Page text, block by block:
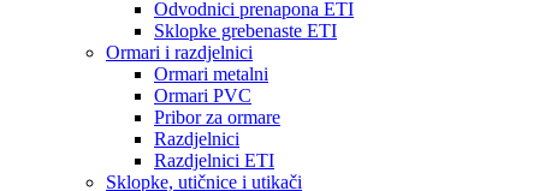
Odvodnici prenapona ETI
Sklopke grebenaste ETI
Ormari i razdjelnici
Ormari metalni
Ormari PVC
Pribor za ormare
Razdjelnici
Razdjelnici ETI
Sklopke, utičnice i utikači